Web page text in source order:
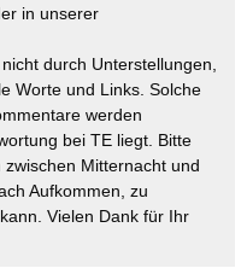
in unserer
durch Unterstellungen,
Worte und Links. Solche
werden
bei TE liegt. Bitte
Mitternacht und
Aufkommen, zu
Vielen Dank für Ihr